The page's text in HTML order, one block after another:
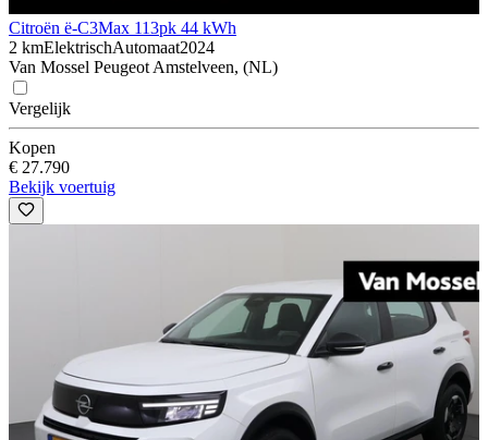
Citroën ë-C3Max 113pk 44 kWh
2 kmElektrischAutomaat2024
Van Mossel Peugeot Amstelveen, (NL)
Vergelijk
Kopen
€ 27.790
Bekijk voertuig